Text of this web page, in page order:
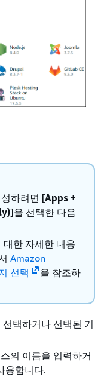
하려면 [Apps +
]을 선택한 다음
한 자세한 내용
Amazon
선택
을 참조하
택하거나 선택된 기
의 이름을 입력하거
용합니다.